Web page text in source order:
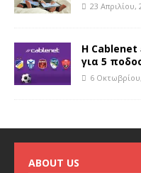
23 Απριλίου,
Η Cablenet
για 5
6
ABOUT US